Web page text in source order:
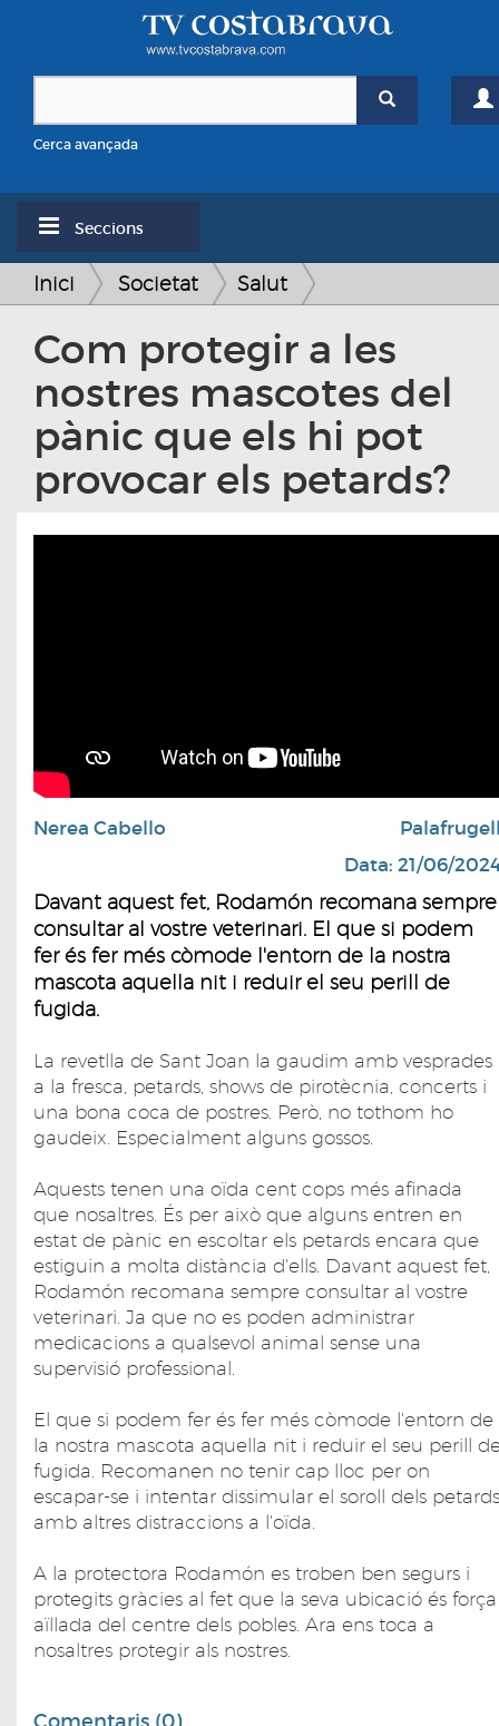
Cerca avançada
Seccions
Inici Societat Salut
Com protegir a les
nostres mascotes del
pànic que els hi pot
provocar els petards?
Nerea Cabello
Data: 21/06/
Davant aquest fet, Rodamón recomana sempre
consultar al vostre veterinari. El que si podem
fer és fer més còmode l'entorn de la nostra
mascota aquella nit i reduir el seu perill de
fugida.
La revetlla de Sant Joan la gaudim amb vesprades
a la fresca, petards, shows de pirotècnia, concerts i
una bona coca de postres. Però, no tothom ho
gaudeix. Especialment alguns gossos.
Aquests tenen una oïda cent cops més afinada
que nosaltres. És per això que alguns entren en
estat de pànic en escoltar els petards encara que
estiguin a molta distància d'ells. Davant aquest fet,
Rodamón recomana sempre consultar al vostre
veterinari. Ja que no es poden administrar
medicacions a qualsevol animal sense una
supervisió professional.
El que si podem fer és fer més còmode l'entorn de
la nostra mascota aquella nit i reduir el seu perill
fugida. Recomanen no tenir cap lloc per on
escapar-se i intentar dissimular el soroll dels petards
amb altres distraccions a l'oïda.
A la protectora Rodamón es troben ben segurs i
protegits gràcies al fet que la seva ubicació és força
aïllada del centre dels pobles. Ara ens toca a
nosaltres protegir als nostres.
Comentaris (0)